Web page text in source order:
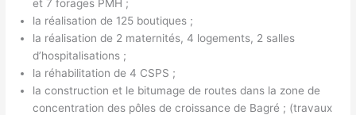
et 7 forages PMH ;
la réalisation de 125 boutiques ;
la réalisation de 2 maternités, 4 logements, 2 salles
d’hospitalisations ;
la réhabilitation de 4 CSPS ;
la construction et le bitumage de routes dans la zone de
concentration des pôles de croissance de Bagré ; (travaux